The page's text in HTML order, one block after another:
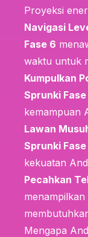
Proyeksi
Navigasi
Fase 6
waktu untuk
Kumpulkan
Sprunki Fase
kemampuan
Lawan
Sprunki Fase
kekuatan
Pecahkan
Mengapa